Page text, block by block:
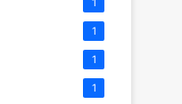
1
1
1
1